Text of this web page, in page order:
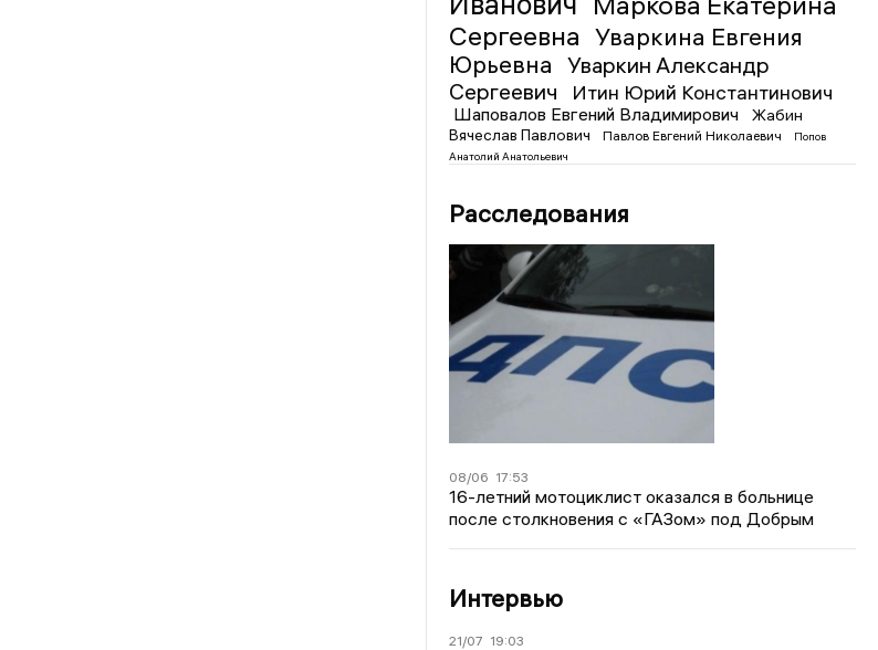
Сергеевна Уваркина Евгения
Юрьевна
Уваркин Александр
Сергеевич
Итин Юрий Константинович
Шаповалов Евгений Владимирович
Жабин
Вячеслав Павлович
Павлов Евгений Николаевич
Попов
Анатолий Анатольевич
Расследования
08/06 17:53
16-летний мотоциклист оказался в больнице
после столкновения с «ГАЗом» под Добрым
Интервью
21/07 19:03